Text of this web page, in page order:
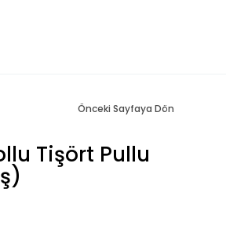
Önceki Sayfaya Dön
Tişört Pullu